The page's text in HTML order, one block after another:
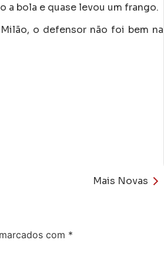
a bola e quase levou um frango.
o defensor não foi bem na
Mais Novas
com *